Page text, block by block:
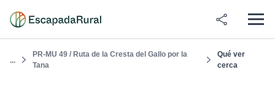
...
PR-MU 49 / Ruta de la Cresta del Gallo por la
Tana
Qué ver
cerca